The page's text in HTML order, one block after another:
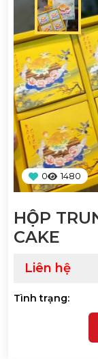
0 1480
HỘP
CAKE
Liên hệ
Tình trạng: